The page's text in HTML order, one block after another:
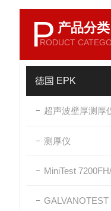
P 产品分类
RODUCT
德国 EPK
超声波壁厚测厚
测厚仪
MiniTest